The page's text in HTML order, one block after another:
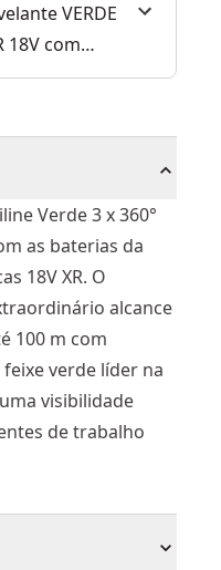
VERDE
18V com
Verde 3 x 360°
as baterias da
18V XR. O
alcance
100 m com
verde líder na
visibilidade
de trabalho